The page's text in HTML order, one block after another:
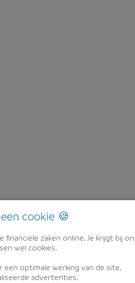
cookie 🍪
financiële zaken online. Je krijgt bij
wel cookies.
een optimale werking van de site,
advertenties.